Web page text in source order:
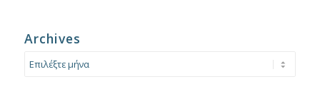
Archives